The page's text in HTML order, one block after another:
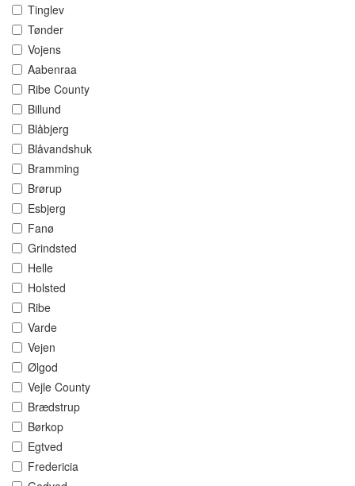
Tinglev
Tønder
Vojens
Aabenraa
Ribe County
Billund
Blåbjerg
Blåvandshuk
Bramming
Brørup
Esbjerg
Fanø
Grindsted
Helle
Holsted
Ribe
Varde
Vejen
Ølgod
Vejle County
Brædstrup
Børkop
Egtved
Fredericia